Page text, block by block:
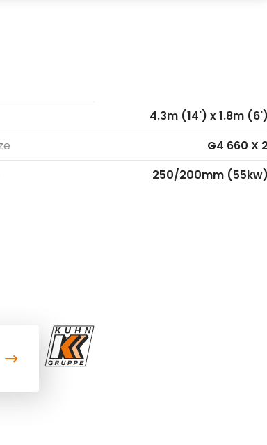
4.3m (14') x 1.8m (6')
G4 660 X 2
250/200mm (55kw)